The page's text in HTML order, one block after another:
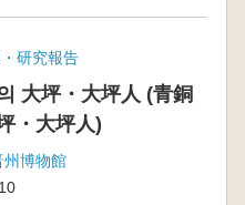
研究報告
大坪・大坪人 (青銅
・大坪人)
州博物館